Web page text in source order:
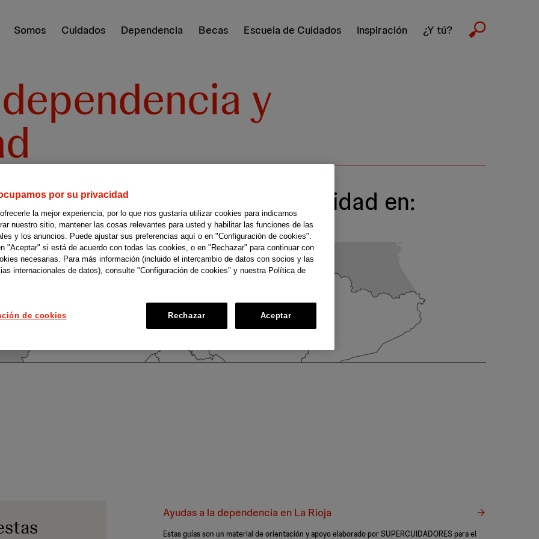
Somos Cuidados Dependencia Becas Escuela de Cuidados Inspiración ¿Y tú?
y
la dependencia y discapacidad en:
Ayudas a la dependencia en La Rioja
Estas guías son un material de orientación y apoyo elaborado por SUPERCUIDADORES para el
por su privacidad
la mejor experiencia, por lo que nos gustaría utilizar cookies para indicarnos
nuestro sitio, mantener las cosas relevantes para usted y habilitar las funciones de las
y los anuncios. Puede ajustar sus preferencias aquí o en "Configuración de cookies".
"Aceptar" si está de acuerdo con todas las cookies, o en "Rechazar" para continuar con
necesarias. Para más información (incluido el intercambio de datos con socios y las
internacionales de datos), consulte "Configuración de cookies" y nuestra Política de
de cookies Rechazar Aceptar